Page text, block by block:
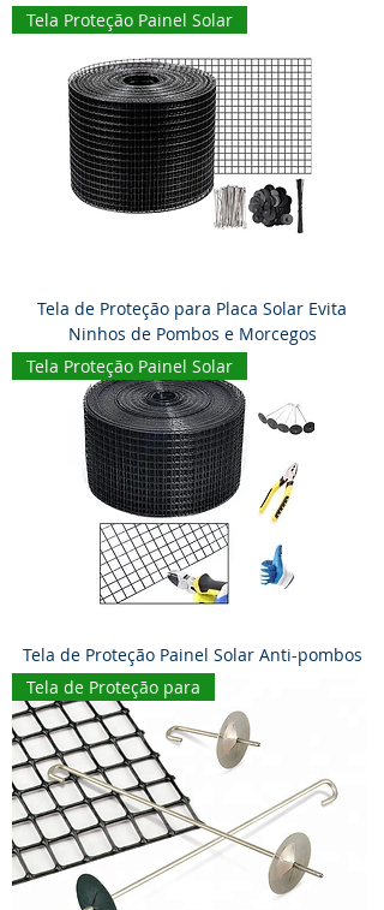
Tela Proteção Painel Solar
Tela de Proteção para Placa Solar Evita
Ninhos de Pombos e Morcegos
Tela Proteção Painel Solar
Tela de Proteção Painel Solar Anti-pombos
Tela de Proteção para